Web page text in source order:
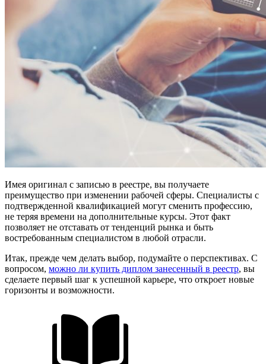
Имея оригинал с записью в реестре, вы получаете
преимущество при изменении рабочей сферы. Специалисты с
подтвержденной квалификацией могут сменить профессию,
не теряя времени на дополнительные курсы. Этот факт
позволяет не отставать от тенденций рынка и быть
востребованным специалистом в любой отрасли.
Итак, прежде чем делать выбор, подумайте о перспективах. С
вопросом, можно ли купить диплом занесенный в реестр, вы
сделаете первый шаг к успешной карьере, что откроет новые
горизонты и возможности.